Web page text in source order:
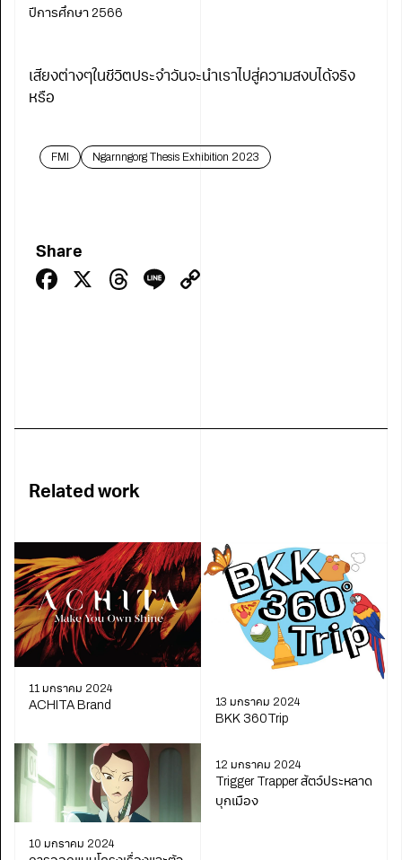
ปีการศึกษา 2566
เสียงต่างๆในชีวิตประจำวันจะนำเราไปสู่ความสงบได้จริง
หรือ
FMI Ngarnngorg Thesis Exhibition 2023
Share
Facebook
X Threads
Line
Related work
11 มกราคม 2024
ACHITA Brand 13 มกราคม 2024
BKK 360Trip
10 มกราคม 2024
12 มกราคม 2024
Trigger Trapper สัตว์ประหลาด
บุกเมือง